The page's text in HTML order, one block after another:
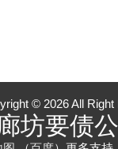
© 2026 All Right
坊要债